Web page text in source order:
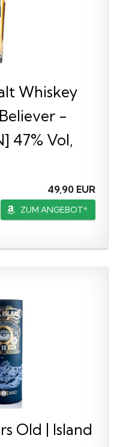
Whiskey
-
47% Vol,
49,90 EUR
ZUM ANGEBOT*
Old | Island